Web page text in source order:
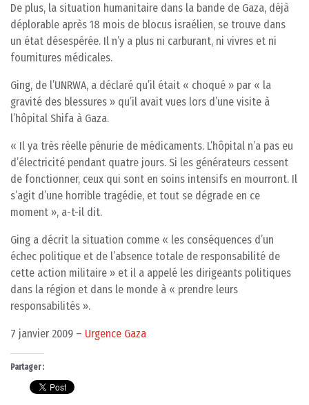
De plus, la situation humanitaire dans la bande de Gaza, déjà
déplorable après 18 mois de blocus israélien, se trouve dans
un état désespérée. Il n’y a plus ni carburant, ni vivres et ni
fournitures médicales.
Ging, de l’UNRWA, a déclaré qu’il était « choqué » par « la
gravité des blessures » qu’il avait vues lors d’une visite à
l’hôpital Shifa à Gaza.
« Il ya très réelle pénurie de médicaments. L’hôpital n’a pas eu
d’électricité pendant quatre jours. Si les générateurs cessent
de fonctionner, ceux qui sont en soins intensifs en mourront. Il
s’agit d’une horrible tragédie, et tout se dégrade en ce
moment », a-t-il dit.
Ging a décrit la situation comme « les conséquences d’un
échec politique et de l’absence totale de responsabilité de
cette action militaire » et il a appelé les dirigeants politiques
dans la région et dans le monde à « prendre leurs
responsabilités ».
7 janvier 2009 – Urgence Gaza
Partager :